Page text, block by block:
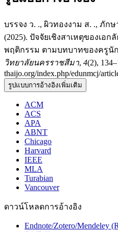
บรรจง ว. ., ผิวทองงาม ส. ., ภัก
(2025). ปัจจัยเชิงสาเหตุของเอ
พฤติกรรม ตามบทบาทของครูนั
วิทยาลัยนครราชสีมา, 4(2),
thaijo.org/index.php/edunmcj/
รูปแบบการอ้างอิงเพิ่มเติม
ACM
ACS
APA
ABNT
Chicago
Harvard
IEEE
MLA
Turabian
Vancouver
ดาวน์โหลดการอ้างอิง
Endnote/Zotero/Mendeley